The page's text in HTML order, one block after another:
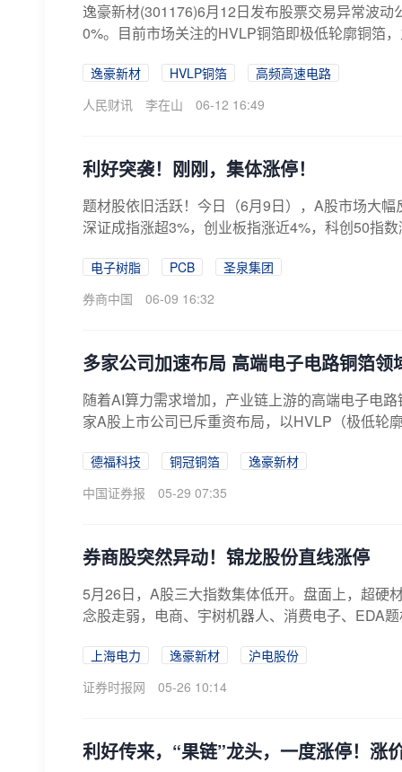
逸豪新材(301176)6月12日发布股票交易异常波
0%。目前市场关注的HVLP铜箔即极低轮廓铜箔
逸豪新材 HVLP铜箔
高频高速电路
人民财讯
李在山 06-12 16:49
利好突袭！刚刚，集体涨停！
题材股依旧活跃！今日（6月9日），A股市场大
深证成指涨超3%，创业板指涨近4%，科创50指
电子树脂 PCB
圣泉集团
券商中国
06-09 16:32
多家公司加速布局 高端电子电路铜箔领
随着AI算力需求增加，产业链上游的高端电子电
家A股上市公司已斥重资布局，以HVLP（极低轮
德福科技 铜冠铜箔
逸豪新材
中国证券报
05-29 07:35
券商股突然异动！锦龙股份直线涨停
5月26日，A股三大指数集体低开。盘面上，超硬
念股走弱，电商、宇树机器人、消费电子、EDA
上海电力 逸豪新材
沪电股份
证券时报网
05-26 10:14
利好传来，“果链”龙头，一度涨停！涨